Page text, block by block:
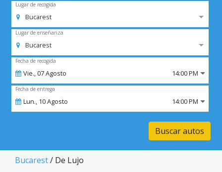
Lugar de recogida
Bucarest
Lugar de enseñanza
Bucarest
Fecha de recogida
Vie.,07Agosto 14:00 PM
Fecha de entrega
Lun., 10Agosto 14:00 PM
Buscar autos
Bucarest/ De Lujo